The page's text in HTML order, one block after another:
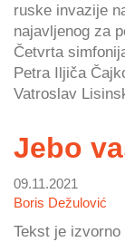
ruske invazije
najavljenog za
Četvrta
Petra Iljiča
Vatroslav
Jebo
09.11.2021
Boris Dežulović
Tekst je